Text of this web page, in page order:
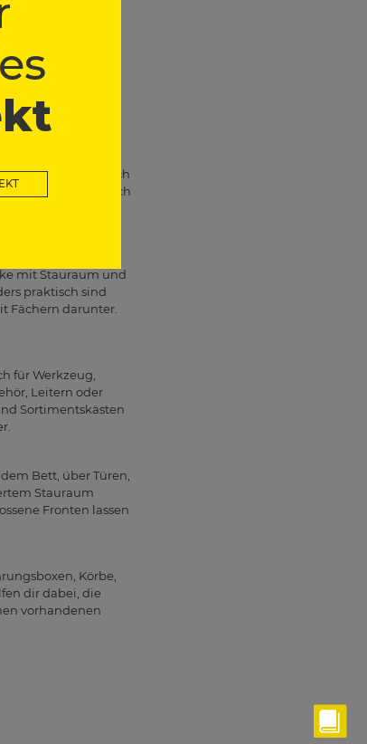
Vorratskammern,
du Dinge schnell
die du je nach
übersichtlich
und lassen sich
und
musst.
mit Stauraum und
praktisch sind
Fächern darunter.
für Werkzeug,
Leitern oder
Sortimentskästen
Bett, über Türen,
Stauraum
Fronten lassen
Körbe,
dir dabei, die
vorhandenen